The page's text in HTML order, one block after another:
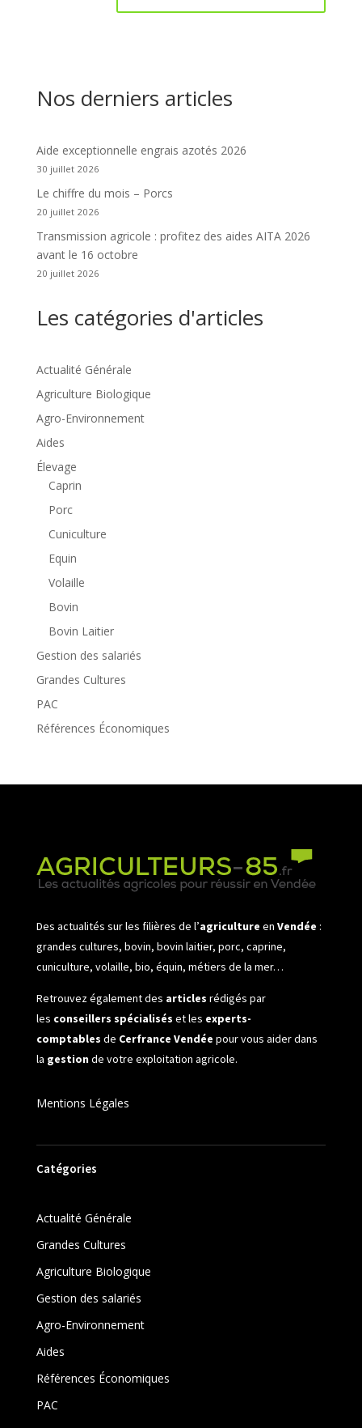
Nos derniers articles
Aide exceptionnelle engrais azotés 2026
30 juillet 2026
Le chiffre du mois – Porcs
20 juillet 2026
Transmission agricole : profitez des aides AITA 2026
avant le 16 octobre
20 juillet 2026
Les catégories d'articles
Actualité Générale
Agriculture Biologique
Agro-Environnement
Aides
Élevage
Caprin
Porc
Cuniculture
Equin
Volaille
Bovin
Bovin Laitier
Gestion des salariés
Grandes Cultures
PAC
Références Économiques
Des actualités sur les filières de l’agriculture en Vendée :
grandes cultures, bovin, bovin laitier, porc, caprine,
cuniculture, volaille, bio, équin, métiers de la mer…
Retrouvez également des articles rédigés par
les conseillers spécialisés et les experts-
comptables de Cerfrance Vendée pour vous aider dans
la gestionde votre exploitation agricole.
Mentions Légales
Catégories
Actualité Générale
Grandes Cultures
Agriculture Biologique
Gestion des salariés
Agro-Environnement
Aides
Références Économiques
PAC